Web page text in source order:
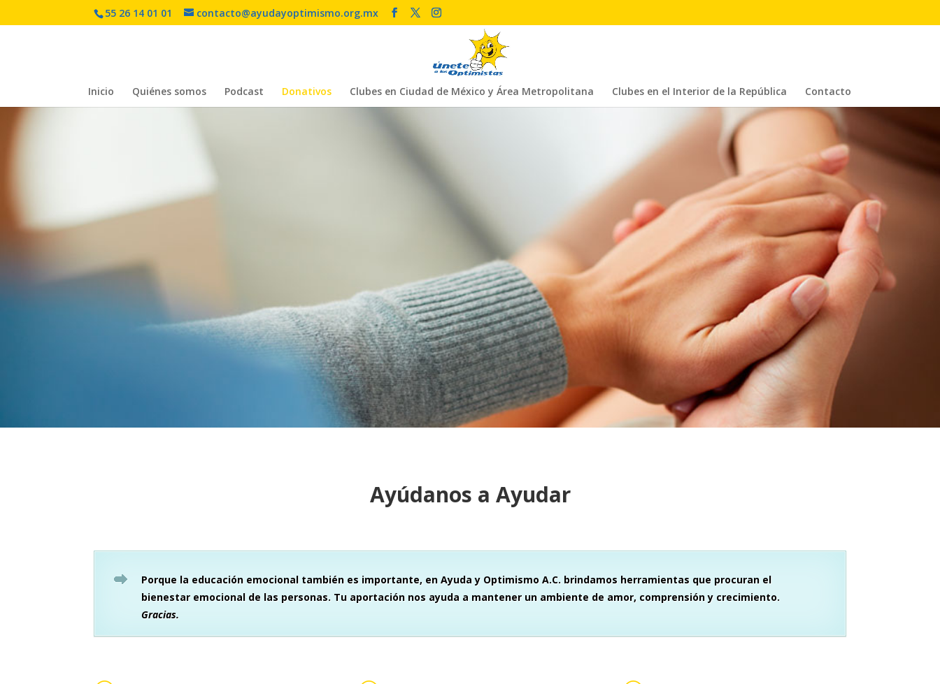
55 26 14 01 01 contacto@ayudayoptimismo.org.mx
Inicio Quiénes somos Podcast Donativos Clubes en Ciudad de México y Área Metropolitana Clubes en el Interior de la República Contacto
Ayúdanos a Ayudar
Porque la educación emocional también es importante, en Ayuda y Optimismo A.C. brindamos herramientas que procuran el
bienestar emocional de las personas. Tu aportación nos ayuda a mantener un ambiente de amor, comprensión y crecimiento.
Gracias.